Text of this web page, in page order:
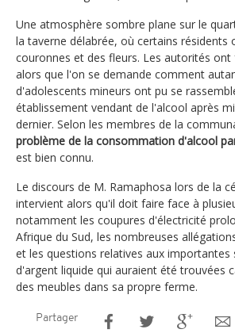
Une atmosphère sombre plane sur le
la taverne délabrée, où certains résidents
couronnes et des fleurs. Les autorités ont
alors que l'on se demande comment
d'adolescents mineurs ont pu se
établissement vendant de l'alcool après
dernier. Selon les membres de la
problème de la consommation d'alcool
est bien connu.
Le discours de M. Ramaphosa lors de la
intervient alors qu'il doit faire face à
notamment les coupures d'électricité
Afrique du Sud, les nombreuses
et les questions relatives aux importantes
d'argent liquide qui auraient été trouvées
des meubles dans sa propre ferme.
Partager